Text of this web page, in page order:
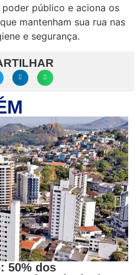
público e aciona os
mantenham sua rua nas
e segurança.
50% dos